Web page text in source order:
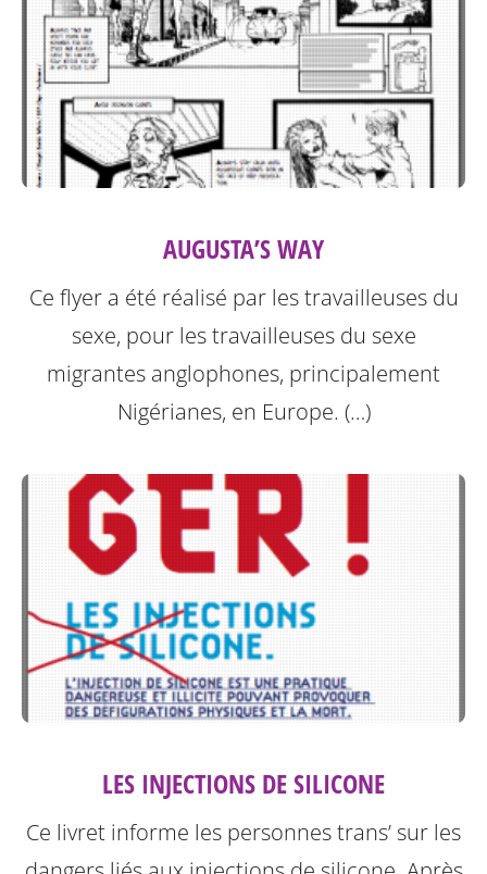
AUGUSTA’S WAY
Ce flyer a été réalisé par les travailleuses du
sexe, pour les travailleuses du sexe
migrantes anglophones, principalement
Nigérianes, en Europe. (…)
LES INJECTIONS DE SILICONE
Ce livret informe les personnes trans’ sur les